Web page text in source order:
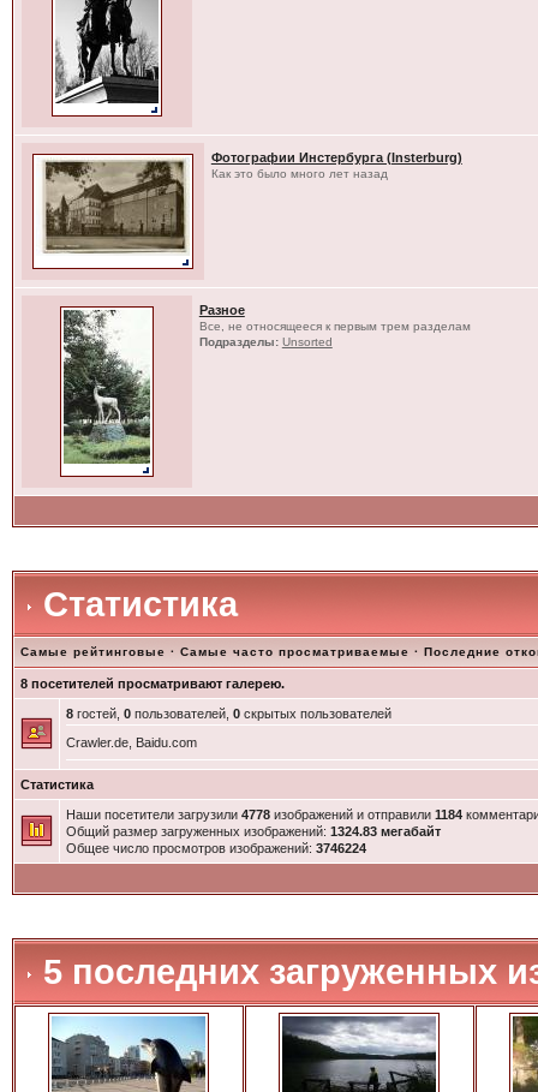
Фотографии Инстербурга (Insterburg)
Как это было много лет назад
Разное
Все, не относящееся к первым трем разделам
Подразделы: Unsorted
Статистика
Самые рейтинговые · Самые часто просматриваемые · Последние
8 посетителей просматривают галерею.
8гостей, 0пользователей, 0скрытых пользователей
Crawler.de, Baidu.com
Статистика
Наши посетители загрузили 4778изображений и отправили 1184
Общий размер загруженных изображений: 1324.83 мегабайт
Общее число просмотров изображений: 3746224
5 последних загруженных